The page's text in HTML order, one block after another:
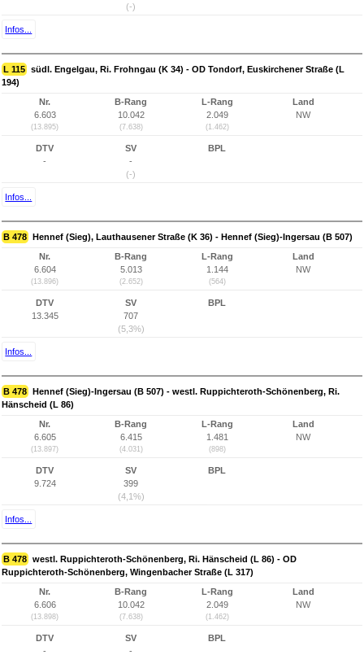
(-)
Infos...
L 115 südl. Engelgau, Ri. Frohngau (K 34) - OD Tondorf, Euskirchener Straße (L
194)
Nr.
6.603
(13.895)
B-Rang
10.042
(7.638)
L-Rang
2.049
(1.462)
Land
NW
DTV
-
SV
-
(-)
BPL
Infos...
B 478 Hennef (Sieg), Lauthausener Straße (K 36) - Hennef (Sieg)-Ingersau (B 507)
Nr.
6.604
(13.896)
B-Rang
5.013
(2.652)
L-Rang
1.144
(564)
Land
NW
DTV
13.345
SV
707
(5,3%)
BPL
Infos...
B 478 Hennef (Sieg)-Ingersau (B 507) - westl. Ruppichteroth-Schönenberg, Ri.
Hänscheid (L 86)
Nr.
6.605
(13.897)
B-Rang
6.415
(4.031)
L-Rang
1.481
(898)
Land
NW
DTV
9.724
SV
399
(4,1%)
BPL
Infos...
B 478 westl. Ruppichteroth-Schönenberg, Ri. Hänscheid (L 86) - OD
Ruppichteroth-Schönenberg, Wingenbacher Straße (L 317)
Nr.
6.606
(13.898)
B-Rang
10.042
(7.638)
L-Rang
2.049
(1.462)
Land
NW
DTV
-
SV
-
BPL